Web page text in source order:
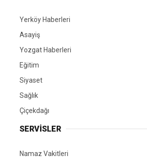
Yerköy Haberleri
Asayiş
Yozgat Haberleri
Eğitim
Siyaset
Sağlık
Çiçekdağı
SERVİSLER
Namaz Vakitleri